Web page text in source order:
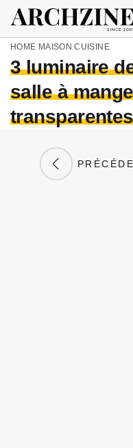
HOME MAISON CUISINE
3 luminaire
salle à
transparentes